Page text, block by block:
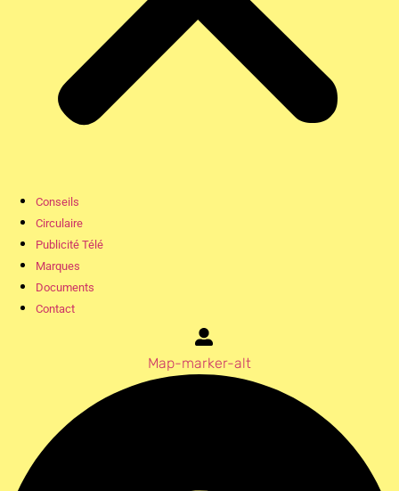
Conseils
Circulaire
Publicité Télé
Marques
Documents
Contact
Map-marker-alt